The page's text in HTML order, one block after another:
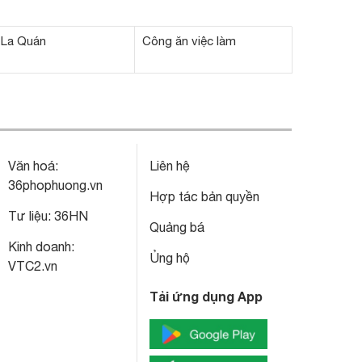
Quán Công ăn việc làm
Văn hoá:
36phophuong.vn
Tư liệu: 36HN
Kinh doanh:
VTC2.vn
Liên hệ
Hợp tác bản quyền
Quảng bá
Ủng hộ
Tải ứng dụng App